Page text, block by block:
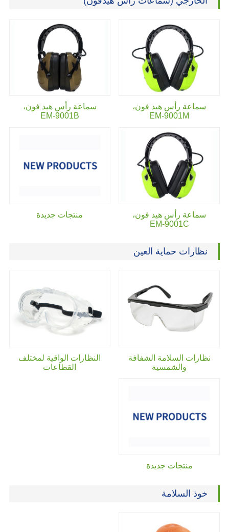
سماعة رأس هيد فون،
EM-9001M
سماعة رأس هيد فون،
EM-9001B
سماعة رأس هيد فون،
EM-9001C
منتجات جديدة
نظارات حماية العين
نظارات السلامة الشفافة
والشمسية
النظارات الواقية لمختلف
القطاعات
منتجات جديدة
خوذ السلامة